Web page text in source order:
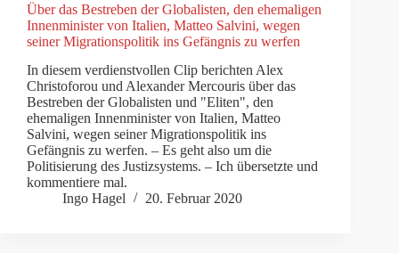
Über das Bestreben der Globalisten, den ehemaligen
Innenminister von Italien, Matteo Salvini, wegen
seiner Migrationspolitik ins Gefängnis zu werfen
In diesem verdienstvollen Clip berichten Alex
Christoforou und Alexander Mercouris über das
Bestreben der Globalisten und "Eliten", den
ehemaligen Innenminister von Italien, Matteo
Salvini, wegen seiner Migrationspolitik ins
Gefängnis zu werfen. – Es geht also um die
Politisierung des Justizsystems. – Ich übersetzte und
kommentiere mal.
Ingo Hagel
20. Februar 2020